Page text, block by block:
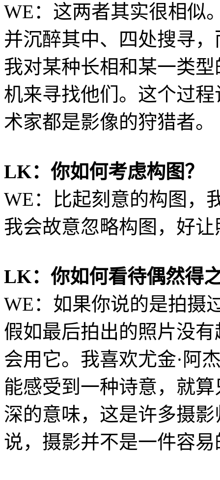
WE：这两者其实很相似
并沉醉其中、四处搜寻
我对某种长相和某一类
机来寻找他们。这个过
术家都是影像的狩猎者。
LK：你如何考虑构图？
WE：比起刻意的构图，
我会故意忽略构图，好
LK：你如何看待偶然得
WE：如果你说的是拍摄
假如最后拍出的照片没
会用它。我喜欢尤金·阿
能感受到一种诗意，就
深的意味，这是许多摄
说，摄影并不是一件容易